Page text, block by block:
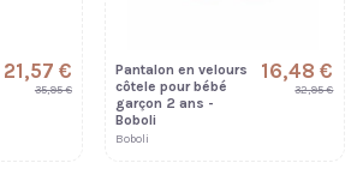
21,57 €
35,95 €
Pantalon en velours
côtele pour bébé
garçon 2 ans -
Boboli
Boboli
16,48 €
32,95 €